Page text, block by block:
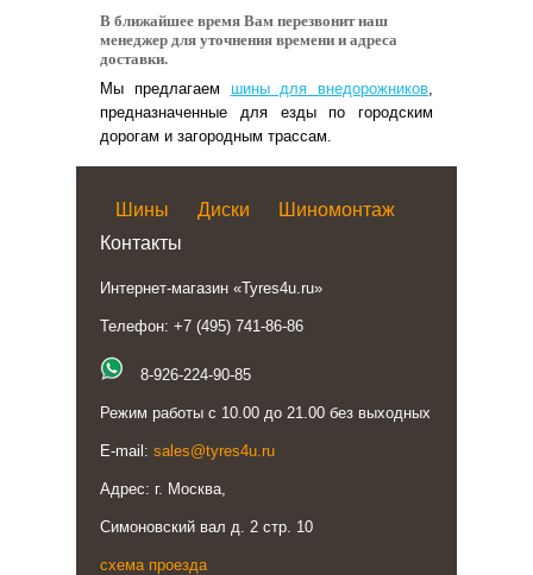
В ближайшее время Вам перезвонит наш
менеджер для уточнения времени и адреса
доставки.
Мы предлагаем шины для внедорожников,
предназначенные для езды по городским
дорогам и загородным трассам.
Шины Диски
Шиномонтаж
Контакты
Интернет-магазин «Tyres4u.ru»
Телефон: +7 (495) 741-86-86
8-926-224-90-85
Режим работы с 10.00 до 21.00 без выходных
E-mail: sales@tyres4u.ru
Адрес: г. Москва,
Симоновский вал д. 2 стр. 10
схема проезда